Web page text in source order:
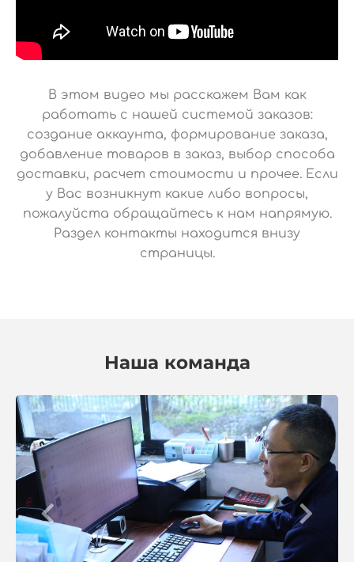
В этом видео мы расскажем Вам как
работать с нашей системой заказов:
создание аккаунта, формирование заказа,
добавление товаров в заказ, выбор способа
доставки, расчет стоимости и прочее. Если
у Вас возникнут какие либо вопросы,
пожалуйста обращайтесь к нам напрямую.
Раздел контакты находится внизу
страницы.
Наша команда